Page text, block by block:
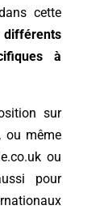
cette
différents
à
sur
, ou même
ou
pour